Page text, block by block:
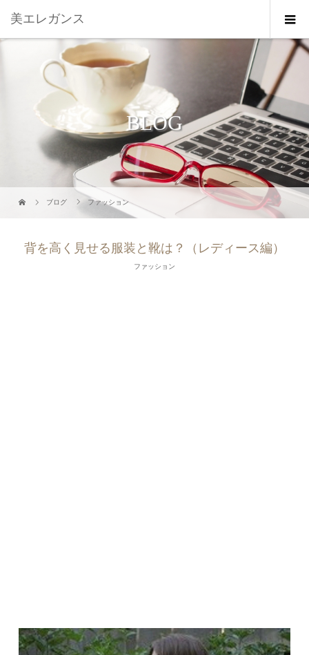
美エレガンス
BLOG
ブログ ファッション
背を高く見せる服装と靴は？（レディース編）
ファッション